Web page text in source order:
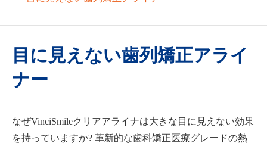
目に見えない歯列矯正アライ
ナー
なぜVinciSmileクリアアライナは大きな目に見えない効果
を持っていますか? 革新的な歯科矯正医療グレードの熱